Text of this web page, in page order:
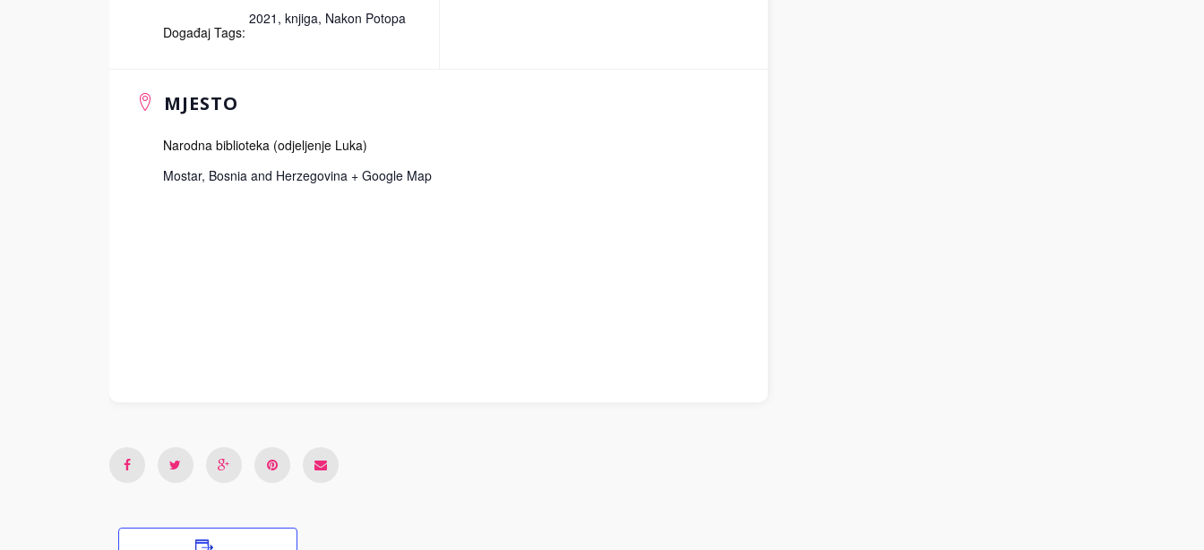
Događaj Tags:
2021 , knjiga, Nakon Potopa
MJESTO
Narodna biblioteka (odjeljenje Luka)
Mostar, Bosnia and Herzegovina + Google Map